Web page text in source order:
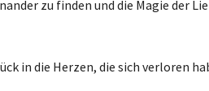
zu finden und die Magie der
in die Herzen, die sich verloren